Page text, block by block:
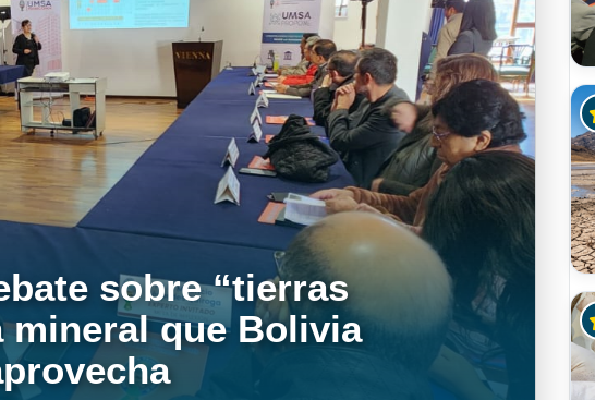
sobre “tierras
mineral que Bolivia